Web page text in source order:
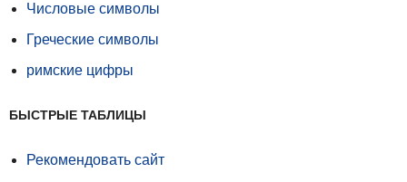
Числовые символы
Греческие символы
римские цифры
БЫСТРЫЕ ТАБЛИЦЫ
Рекомендовать сайт